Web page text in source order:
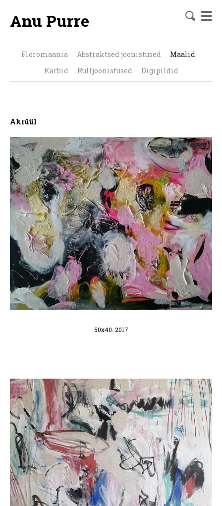
Anu Purre
Floromaania Abstraktsed joonistused
Maalid
Karbid
Rulljoonistused Digipildid
Akrüül
50x40. 2017